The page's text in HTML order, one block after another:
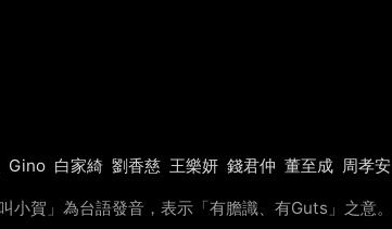
Gino 白家綺 劉香慈 王樂妍 錢君仲 董至成 周孝安
賀」為台語發音，表示「有膽識、有Guts」之意。